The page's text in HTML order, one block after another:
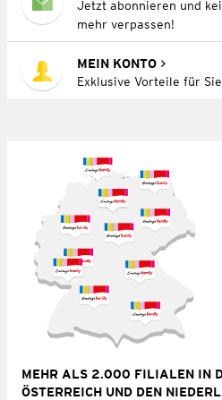
Jetzt abonnieren und
mehr verpassen!
MEIN KONTO
Exklusive Vorteile für Sie
MEHR ALS 2.000 FILIALEN IN
ÖSTERREICH UND DEN